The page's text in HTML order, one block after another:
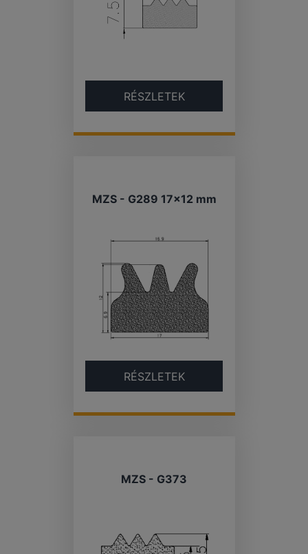
RÉSZLETEK
MZS - G289 17×12 mm
RÉSZLETEK
MZS - G373